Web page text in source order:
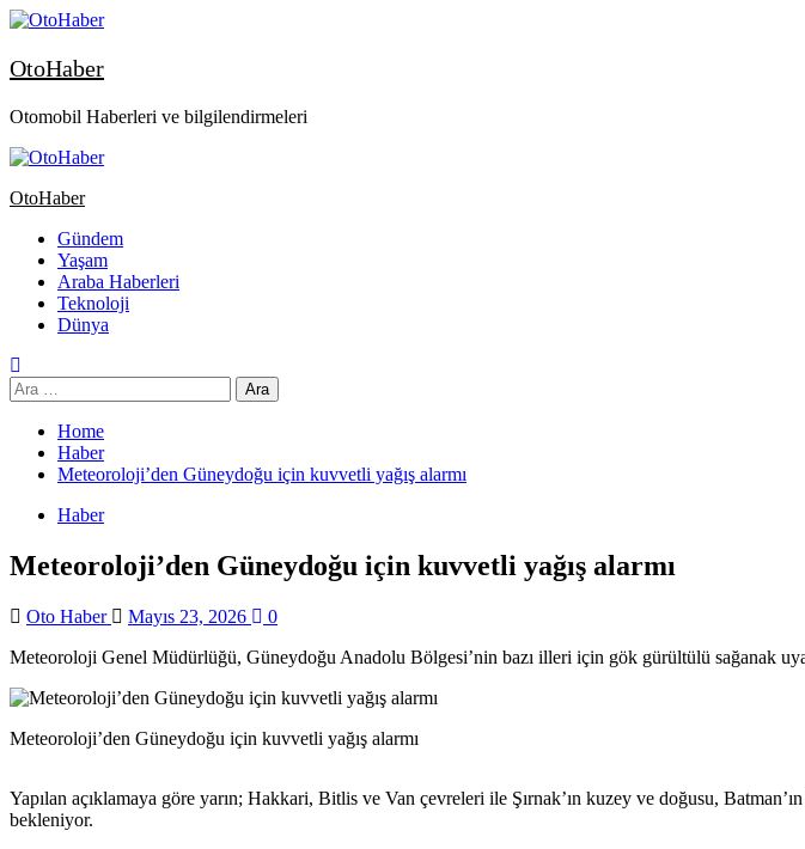
OtoHaber
Otomobil Haberleri ve bilgilendirmeleri
OtoHaber
Gündem
Yaşam
Araba Haberleri
Teknoloji
Dünya
Home
Haber
Meteoroloji’den Güneydoğu için kuvvetli yağış alarmı
Haber
Meteoroloji’den Güneydoğu için kuvvetli yağış alarmı
Oto Haber Mayıs 23, 2026
0
Meteoroloji Genel Müdürlüğü, Güneydoğu Anadolu Bölgesi’nin bazı illeri için gök gürültülü sağanak
Meteoroloji’den Güneydoğu için kuvvetli yağış alarmı
Yapılan açıklamaya göre yarın; Hakkari, Bitlis ve Van çevreleri ile Şırnak’ın kuzey ve doğusu,
bekleniyor.